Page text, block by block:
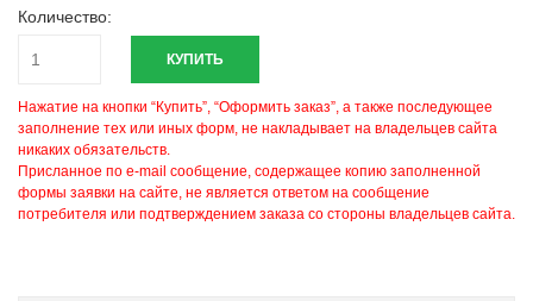
Количество:
КУПИТЬ
Нажатие на кнопки “Купить”, “Оформить заказ”, а также последующее
заполнение тех или иных форм, не накладывает на владельцев сайта
никаких обязательств.
Присланное по e-mail сообщение, содержащее копию заполненной
формы заявки на сайте, не является ответом на сообщение
потребителя или подтверждением заказа со стороны владельцев сайта.